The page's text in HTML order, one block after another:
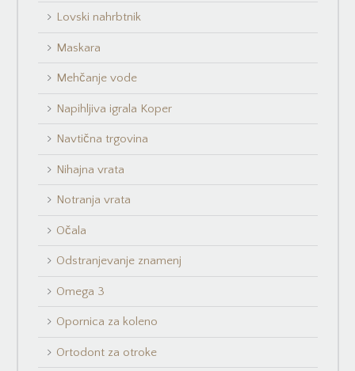
Lovski nahrbtnik
Maskara
Mehčanje vode
Napihljiva igrala Koper
Navtična trgovina
Nihajna vrata
Notranja vrata
Očala
Odstranjevanje znamenj
Omega 3
Opornica za koleno
Ortodont za otroke